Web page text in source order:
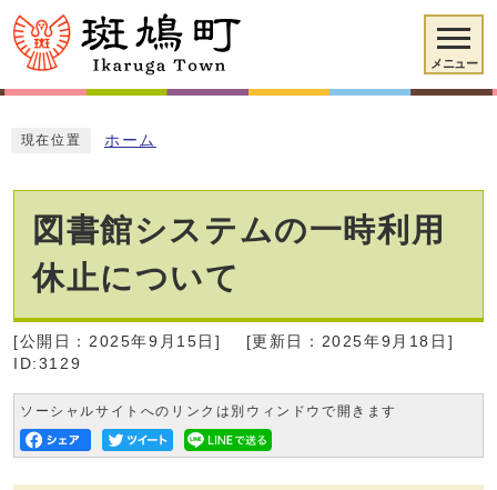
メニュー
現在位置 ホーム
図書館システムの一時利用
休止について
[公開日：2025年9月15日]
[更新日：2025年9月18日]
ID:3129
ソーシャルサイトへのリンクは別ウィンドウで開きます